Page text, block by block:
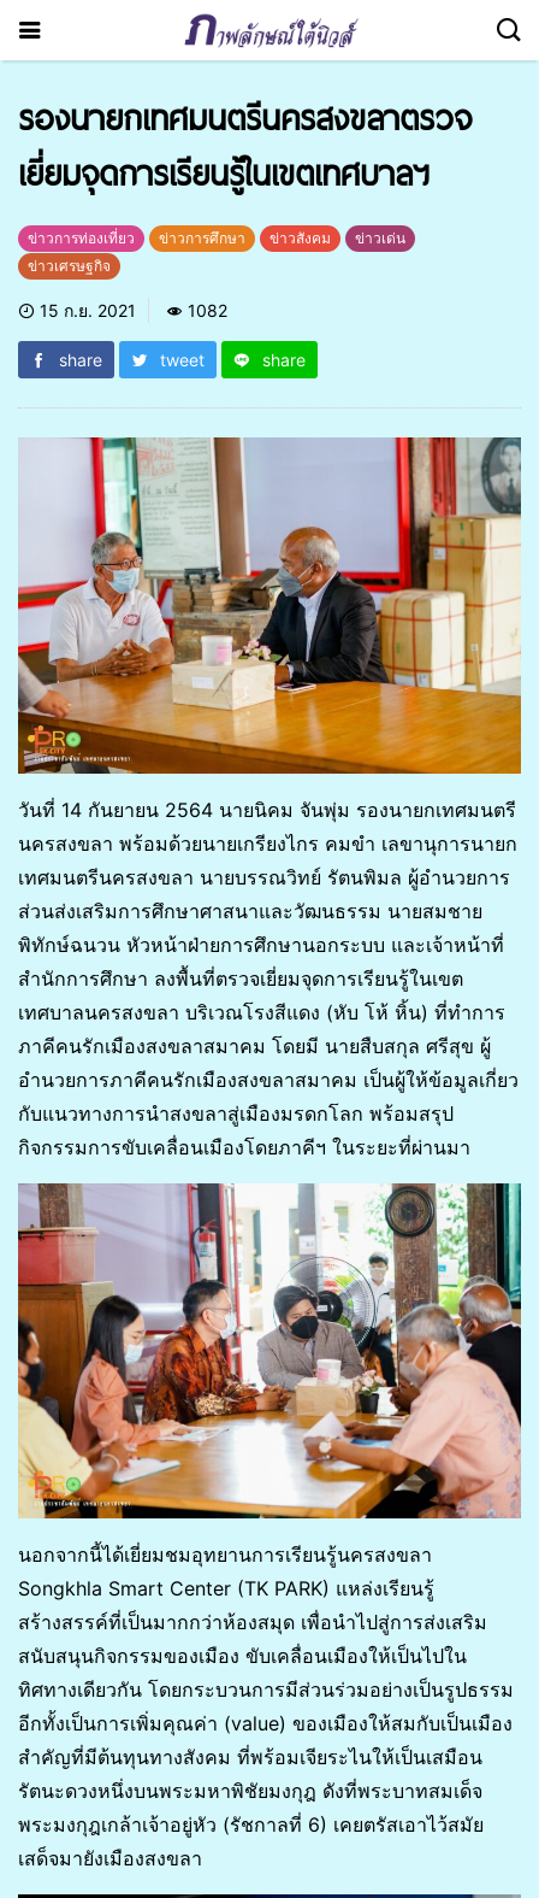
รองนายกเทศมนตรีนครสงขลาตรวจ
เยี่ยมจุดการเรียนรู้ในเขตเทศบาลฯ
ข่าวการท่องเที่ยว ข่าวการศึกษา ข่าวสังคม
ข่าวเด่น
ข่าวเศรษฐกิจ
15 ก.ย. 2021 1082
share tweet share
วันที่ 14 กันยายน 2564 นายนิคม จันพุ่ม รองนายกเทศมนตรี
นครสงขลา พร้อมด้วยนายเกรียงไกร คมขำ เลขานุการนายก
เทศมนตรีนครสงขลา นายบรรณวิทย์ รัตนพิมล ผู้อำนวยการ
ส่วนส่งเสริมการศึกษาศาสนาและวัฒนธรรม นายสมชาย
พิทักษ์ฉนวน หัวหน้าฝ่ายการศึกษานอกระบบ และเจ้าหน้าที่
สำนักการศึกษา ลงพื้นที่ตรวจเยี่ยมจุดการเรียนรู้ในเขต
เทศบาลนครสงขลา บริเวณโรงสีแดง (หับ โห้ หิ้น) ที่ทำการ
ภาคีคนรักเมืองสงขลาสมาคม โดยมี นายสืบสกุล ศรีสุข ผู้
อำนวยการภาคีคนรักเมืองสงขลาสมาคม เป็นผู้ให้ข้อมูลเกี่ยว
กับแนวทางการนำสงขลาสู่เมืองมรดกโลก พร้อมสรุป
กิจกรรมการขับเคลื่อนเมืองโดยภาคีฯ ในระยะที่ผ่านมา
นอกจากนี้ได้เยี่ยมชมอุทยานการเรียนรู้นครสงขลา
Songkhla Smart Center (TK PARK) แหล่งเรียนรู้
สร้างสรรค์ที่เป็นมากกว่าห้องสมุด เพื่อนำไปสู่การส่งเสริม
สนับสนุนกิจกรรมของเมือง ขับเคลื่อนเมืองให้เป็นไปใน
ทิศทางเดียวกัน โดยกระบวนการมีส่วนร่วมอย่างเป็นรูปธรรม
อีกทั้งเป็นการเพิ่มคุณค่า (value) ของเมืองให้สมกับเป็นเมือง
สำคัญที่มีต้นทุนทางสังคม ที่พร้อมเจียระไนให้เป็นเสมือน
รัตนะดวงหนึ่งบนพระมหาพิชัยมงกุฎ ดังที่พระบาทสมเด็จ
พระมงกุฎเกล้าเจ้าอยู่หัว (รัชกาลที่ 6) เคยตรัสเอาไว้สมัย
เสด็จมายังเมืองสงขลา